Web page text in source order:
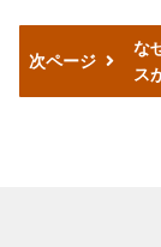
次ページ
な
ス